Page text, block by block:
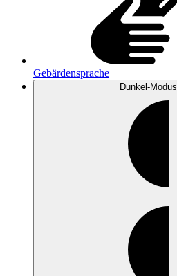
Gebärdensprache
Dunkel-Modus